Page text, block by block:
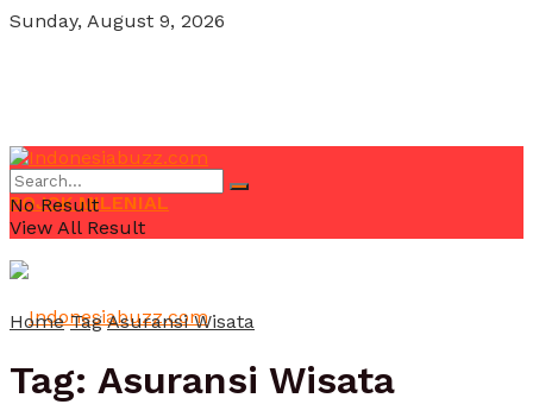
Sunday, August 9, 2026
POJOK MILENIAL
No Result
View All Result
Home Tag Asuransi Wisata
Tag: Asuransi Wisata